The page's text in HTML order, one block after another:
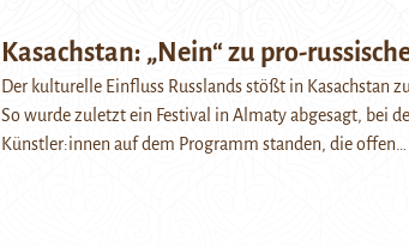
Kasachstan: „Nein“ zu pro-
Der kulturelle Einfluss Russlands stößt in Kasachstan
So wurde zuletzt ein Festival in Almaty abgesagt, bei
Künstler:innen auf dem Programm standen, die offen…